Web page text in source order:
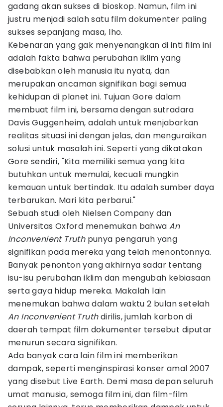
gadang akan sukses di bioskop. Namun, film ini
justru menjadi salah satu film dokumenter paling
sukses sepanjang masa, lho.
Kebenaran yang gak menyenangkan di inti film ini
adalah fakta bahwa perubahan iklim yang
disebabkan oleh manusia itu nyata, dan
merupakan ancaman signifikan bagi semua
kehidupan di planet ini. Tujuan Gore dalam
membuat film ini, bersama dengan sutradara
Davis Guggenheim, adalah untuk menjabarkan
realitas situasi ini dengan jelas, dan menguraikan
solusi untuk masalah ini. Seperti yang dikatakan
Gore sendiri, "Kita memiliki semua yang kita
butuhkan untuk memulai, kecuali mungkin
kemauan untuk bertindak. Itu adalah sumber daya
terbarukan. Mari kita perbarui."
Sebuah studi oleh Nielsen Company dan
Universitas Oxford menemukan bahwa An
Inconvenient Truthpunya pengaruh yang
signifikan pada mereka yang telah menontonnya.
Banyak penonton yang akhirnya sadar tentang
isu-isu perubahan iklim dan mengubah kebiasaan
serta gaya hidup mereka. Makalah lain
menemukan bahwa dalam waktu 2 bulan setelah
An Inconvenient Truthdirilis, jumlah karbon di
daerah tempat film dokumenter tersebut diputar
menurun secara signifikan.
Ada banyak cara lain film ini memberikan
dampak, seperti menginspirasi konser amal 2007
yang disebut Live Earth. Demi masa depan seluruh
umat manusia, semoga film ini, dan film-film